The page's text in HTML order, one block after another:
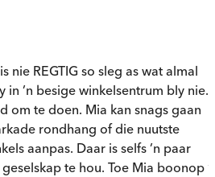
nie REGTIG so sleg as wat almal
in ’n besige winkelsentrum bly nie.
om te doen. Mia kan snags gaan
rondhang of die nuutste
aanpas. Daar is selfs ’n paar
te hou. Toe Mia boonop